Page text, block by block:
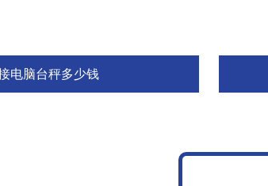
电脑台秤多少钱